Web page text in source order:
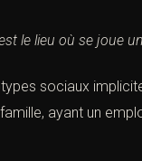
le lieu où se joue
sociaux
ayant un